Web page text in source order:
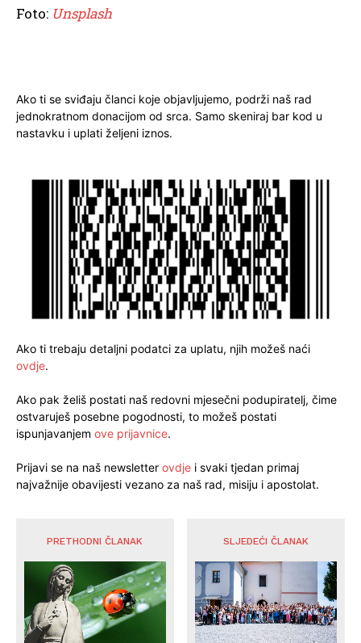
Foto: Unsplash
Ako ti se sviđaju članci koje objavljujemo, podrži naš rad
jednokratnom donacijom od srca. Samo skeniraj bar kod u
nastavku i uplati željeni iznos.
Ako ti trebaju detaljni podatci za uplatu, njih možeš naći
ovdje.
Ako pak želiš postati naš redovni mjesečni podupiratelj, čime
ostvaruješ posebne pogodnosti, to možeš postati
ispunjavanjem ove prijavnice.
Prijavi se na naš newsletter ovdje i svaki tjedan primaj
najvažnije obavijesti vezano za naš rad, misiju i apostolat.
PRETHODNI ČLANAK SLJEDEĆI ČLANAK